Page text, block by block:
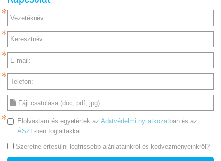
Vezetéknév:
Keresztnév:
E-mail:
Telefon:
Fájl csatolása (doc, pdf, jpg)
Elolvastam és egyetértek az Adatvédelmi nyilatkozatban és az
ÁSZF-ben foglaltakkal
Szeretne értesülni legfrissebb ajánlatainkról és kedvezményeinkről?